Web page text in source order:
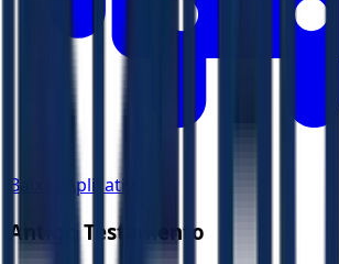
Baixar Aplicativo
Antigo Testamento